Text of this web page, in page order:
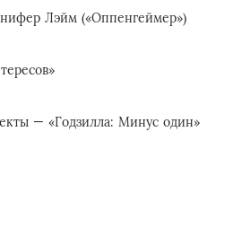
Лэйм («Оппенгеймер»)
— «Годзилла: Минус один»